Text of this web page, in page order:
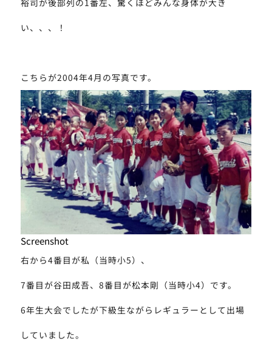
い、、、！
こちらが2004年4月の写真です。
Screenshot
右から4番目が私（当時小5）、
7番目が谷田成吾、8番目が松本剛（当時小4）です。
6年生大会でしたが下級生ながらレギュラーとして出場
していました。